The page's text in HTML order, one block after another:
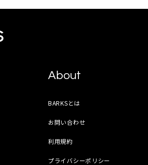
About
BARKSとは
お問い合わせ
利用規約
プライバシーポリシー